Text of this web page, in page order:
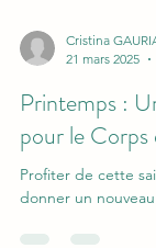
21 mars 2025
Printemps :
pour le Corps
Profiter de cette
donner un